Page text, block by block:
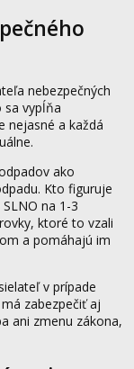
nebezpečných
sa vypĺňa
nejasné a každá
ako
Kto figuruje
na 1-3
ktoré to vzali
a pomáhajú im
v prípade
zabezpečiť aj
ani zmenu zákona,